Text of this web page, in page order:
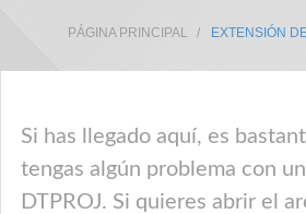
PÁGINA PRINCIPAL EXTENSIÓN
Si has llegado aquí, es
tengas algún problema con
DTPROJ. Si quieres abrir el